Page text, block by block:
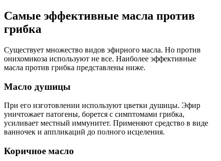
Самые эффективные масла против
грибка
Существует множество видов эфирного масла. Но против
онихомикоза используют не все. Наиболее эффективные
масла против грибка представлены ниже.
Масло душицы
При его изготовлении используют цветки душицы. Эфир
уничтожает патогены, борется с симптомами грибка,
усиливает местный иммунитет. Применяют средство в виде
ванночек и аппликаций до полного исцеления.
Коричное масло